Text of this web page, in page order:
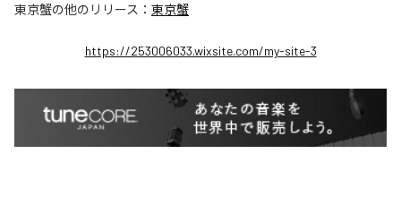
東京蟹の他のリリース： 東京蟹
https://253006033.wixsite.com/my-site-3